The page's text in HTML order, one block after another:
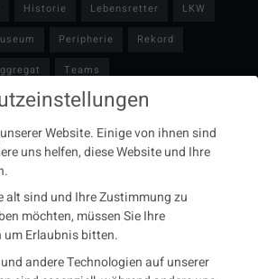
Historie Lebensretter
LKW
Peripherie
Rekord
Teams
Turbolader Video
Schmierstoffe
heizt künftig mit Geothermie
für die Stromversorgung im
Website. Einige von ihnen sind
uns helfen, diese Website und Ihre
alt sind und Ihre Zustimmung zu
möchten, müssen Sie Ihre
Erlaubnis bitten.
andere Technologien auf unserer